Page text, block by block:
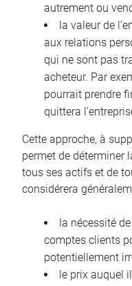
autrement ou
la valeur de
aux relations
qui ne sont pas
acheteur. Par
pourrait prendre
quittera
Cette approche, à
permet de déterminer
tous ses actifs et de
considérera
la nécessité
comptes clients
potentiellement
le prix auquel